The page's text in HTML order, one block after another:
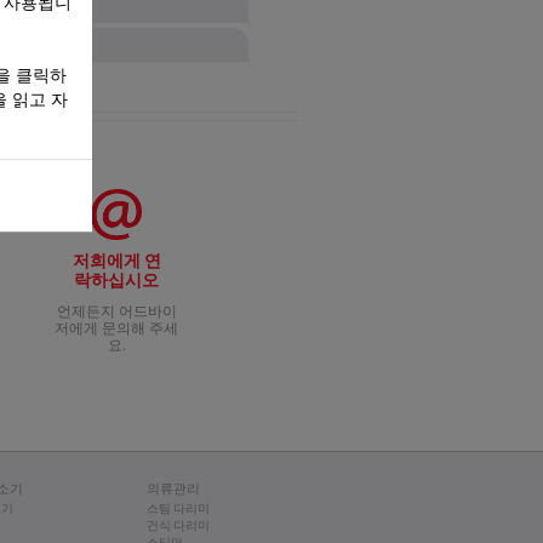
양소가 그대로 보존됩니다.
리벳(모델에 따라 다름)에 걸
하세요.
른지 • 물의 양
력솥과 같이 제공되는 조리법/
튜, 야채, 육류, 생선 요리에 사
이 방법은 수프, 쌀, 파스타, 우
리법을 위해 사용되며, 압력
내려간 것은 모든 압력이 배출
수한 티퓨절 베이스 기능을 가
력솥 바닥의 직경과 같거나 더
출된 것이 확실하다면, 제품을
기의 위치가 올바른지(모델에
확인해 주십시오. 만약 문제가
용하지 마십시오.
정되어 있는지 확인하십시오.
참고). 스테인레스 모델의 경우,
스켓이 올바르게 끼워졌는지
자리에 끼웁니다. 가스켓이 손
하우징도 세척할 것을 권장드
니다.
고하시기 바랍니다.
다음 물기를 닦지 않은 상태에
거나 손잡이를 교환해야 할 때
니다.
이버를 이용하여 조여주십시오.
색을 나타냅니다. 이는 맛에 영
미네랄입니다. 걱정하지 않으
다. 이유가 무엇인가
그대로 계속 조리됩니다.
나요?
음식에서 자주 나타납니다) 조
와 조리법에 따라 다릅니다). •
내에 100℃(압력 조절 밸브 종
: 이후 불을 줄이시고 조리하
을 때 최대 70%까지 에너지를
증기 배출 위치에 놓아 모든 압
떨어지는 수도꼭지 아래 두어
안쪽으로 잘 들어갔는지 확인
분히 조여져 있나요? • 뚜껑이
가 손상되지는 않았나요?.
따라 다름): 테팔 압력솥에는 뚜
잘못 닫힐 경우, 안전 시스템
에 따라 다름): 압력솥에 압력이
수 있게 됩니다. 잠금 표시기
에 있어야 합니다. • 압력 초과
번째 단계: 안전 밸브가 압력을
(모델에 따라 다름): 잠금 표시
기 핀이 제 자리에 있어야 합
올라갑니다.
다. 이 때 열을 내리고 조리법
뚜껑에 정렬되어 있는 못이 달
사용하기 전에 닦아낼 수 있습
저희에게 연
락하십시오
언제든지 어드바이
저에게 문의해 주세
요.
기 의류관리
스팀 다리미
건식 다리미
클릭하
읽고 자